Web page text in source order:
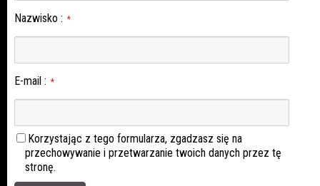
Nazwisko : *
E-mail : *
Korzystając z tego formularza, zgadzasz się na
przechowywanie i przetwarzanie twoich danych przez tę
stronę.